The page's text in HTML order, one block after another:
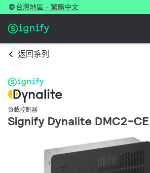
台灣地區 - 繁體中文
返回系列
負載控制器
Signify Dynalite DMC2-CE